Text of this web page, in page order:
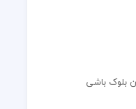
بلوک باشی